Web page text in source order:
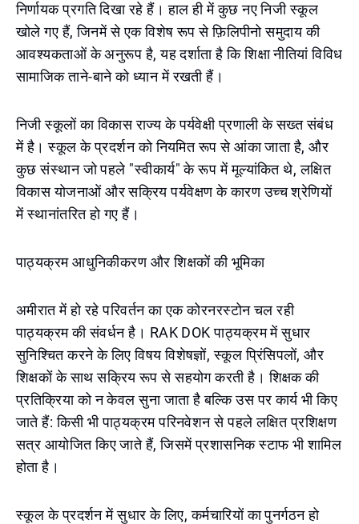
निर्णायक प्रगति दिखा रहे हैं। हाल ही में कुछ नए निजी स्कूल
खोले गए हैं, जिनमें से एक विशेष रूप से फ़िलिपीनो समुदाय की
आवश्यकताओं के अनुरूप है, यह दर्शाता है कि शिक्षा नीतियां विविध
सामाजिक ताने-बाने को ध्यान में रखती हैं।
निजी स्कूलों का विकास राज्य के पर्यवेक्षी प्रणाली के सख्त संबंध
में है। स्कूल के प्रदर्शन को नियमित रूप से आंका जाता है, और
कुछ संस्थान जो पहले "स्वीकार्य" के रूप में मूल्यांकित थे, लक्षित
विकास योजनाओं और सक्रिय पर्यवेक्षण के कारण उच्च श्रेणियों
में स्थानांतरित हो गए हैं।
पाठ्यक्रम आधुनिकीकरण और शिक्षकों की भूमिका
अमीरात में हो रहे परिवर्तन का एक कोरनरस्टोन चल रही
पाठ्यक्रम की संवर्धन है। RAK DOK पाठ्यक्रम में सुधार
सुनिश्चित करने के लिए विषय विशेषज्ञों, स्कूल प्रिंसिपलों, और
शिक्षकों के साथ सक्रिय रूप से सहयोग करती है। शिक्षक की
प्रतिक्रिया को न केवल सुना जाता है बल्कि उस पर कार्य भी किए
जाते हैं: किसी भी पाठ्यक्रम परिनवेशन से पहले लक्षित प्रशिक्षण
सत्र आयोजित किए जाते हैं, जिसमें प्रशासनिक स्टाफ भी शामिल
होता है।
स्कूल के प्रदर्शन में सुधार के लिए, कर्मचारियों का पुनर्गठन हो